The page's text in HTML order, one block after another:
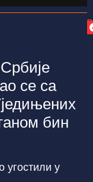
се са
бин
угостили у